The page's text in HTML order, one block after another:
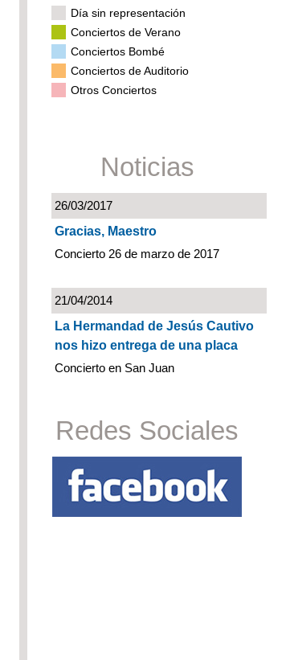
Día sin representación
Conciertos de Verano
Conciertos Bombé
Conciertos de Auditorio
Otros Conciertos
Noticias
26/03/2017
Gracias, Maestro
Concierto 26 de marzo de 2017
21/04/2014
La Hermandad de Jesús Cautivo
nos hizo entrega de una placa
Concierto en San Juan
Redes Sociales